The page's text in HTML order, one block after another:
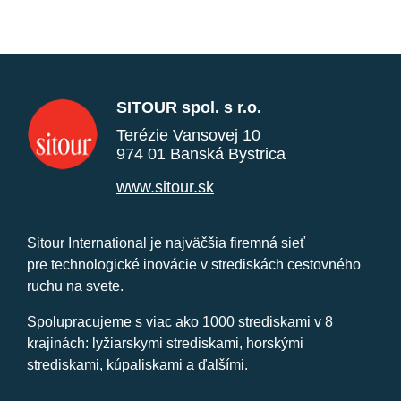
SITOUR spol. s r.o.
Terézie Vansovej 10
974 01 Banská Bystrica
www.sitour.sk
Sitour International je najväčšia firemná sieť
pre technologické inovácie v strediskách cestovného
ruchu na svete.
Spolupracujeme s viac ako 1000 strediskami v 8
krajinách: lyžiarskymi strediskami, horskými
strediskami, kúpaliskami a ďalšími.